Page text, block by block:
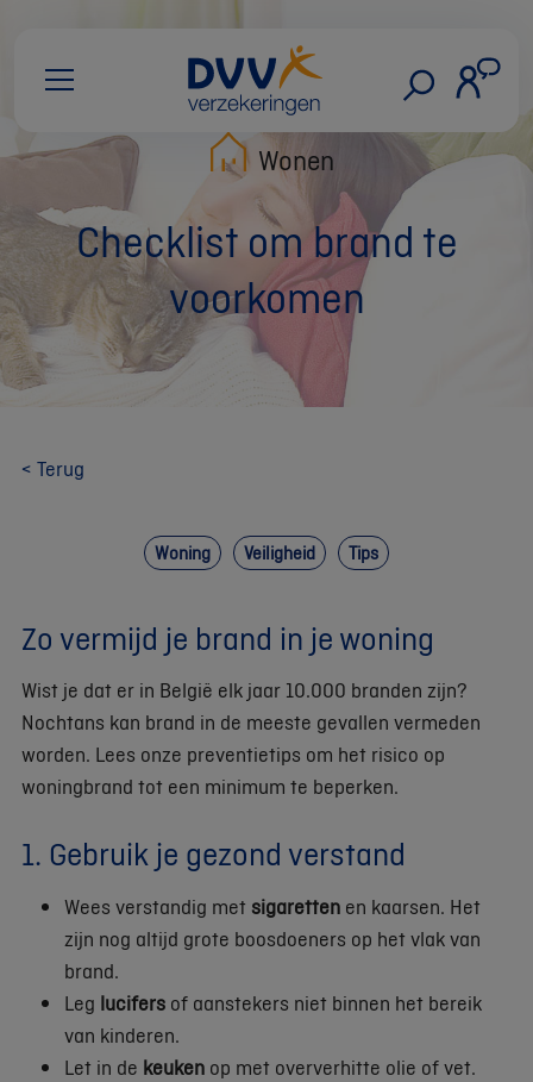
Wonen
Checklist om brand te
voorkomen
< Terug
Woning Veiligheid Tips
Zo vermijd je brand in je woning
Wist je dat er in België elk jaar 10.000 branden zijn?
Nochtans kan brand in de meeste gevallen vermeden
worden. Lees onze preventietips om het risico op
woningbrand tot een minimum te beperken.
1. Gebruik je gezond verstand
Wees verstandig met sigaretten en kaarsen. Het
zijn nog altijd grote boosdoeners op het vlak van
brand.
Leg lucifers of aanstekers niet binnen het bereik
van kinderen.
Let in de keuken op met oververhitte olie of vet.